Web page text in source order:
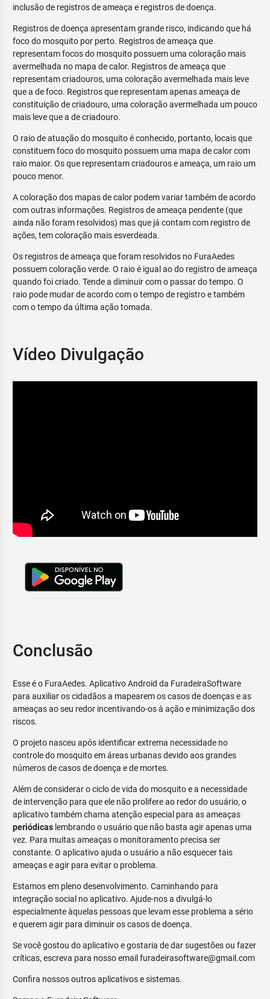
inclusão de registros de ameaça e registros de doença.
Registros de doença apresentam grande risco, indicando que há
foco do mosquito por perto. Registros de ameaça que
representam focos do mosquito possuem uma coloração mais
avermelhada no mapa de calor. Registros de ameaça que
representam criadouros, uma coloração avermelhada mais leve
que a de foco. Registros que representam apenas ameaça de
constituição de criadouro, uma coloração avermelhada um pouco
mais leve que a de criadouro.
O raio de atuação do mosquito é conhecido, portanto, locais que
constituem foco do mosquito possuem uma mapa de calor com
raio maior. Os que representam criadouros e ameaça, um raio um
pouco menor.
A coloração dos mapas de calor podem variar também de acordo
com outras informações. Registros de ameaça pendente (que
ainda não foram resolvidos) mas que já contam com registro de
ações, tem coloração mais esverdeada.
Os registros de ameaça que foram resolvidos no FuraAedes
possuem coloração verde. O raio é igual ao do registro de ameaça
quando foi criado. Tende a diminuir com o passar do tempo. O
raio pode mudar de acordo com o tempo de registro e também
com o tempo da última ação tomada.
Vídeo Divulgação
Conclusão
Esse é o FuraAedes. Aplicativo Android da FuradeiraSoftware
para auxiliar os cidadãos a mapearem os casos de doenças e as
ameaças ao seu redor incentivando-os à ação e minimização dos
riscos.
O projeto nasceu após identificar extrema necessidade no
controle do mosquito em áreas urbanas devido aos grandes
números de casos de doença e de mortes.
Além de considerar o ciclo de vida do mosquito e a necessidade
de intervenção para que ele não prolifere ao redor do usuário, o
aplicativo também chama atenção especial para as ameaças
periódicas lembrando o usuário que não basta agir apenas uma
vez. Para muitas ameaças o monitoramento precisa ser
constante. O aplicativo ajuda o usuário a não esquecer tais
ameaças e agir para evitar o problema.
Estamos em pleno desenvolvimento. Caminhando para
integração social no aplicativo. Ajude-nos a divulgá-lo
especialmente àquelas pessoas que levam esse problema a sério
e querem agir para diminuir os casos de doença.
Se você gostou do aplicativo e gostaria de dar sugestões ou fazer
críticas, escreva para nosso email furadeirasoftware@gmail.com
Confira nossos outros aplicativos e sistemas.